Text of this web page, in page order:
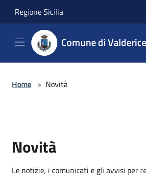
Regione Sicilia
Comune di Valderice
Home > Novità
Novità
Le notizie, i comunicati e gli avvisi per